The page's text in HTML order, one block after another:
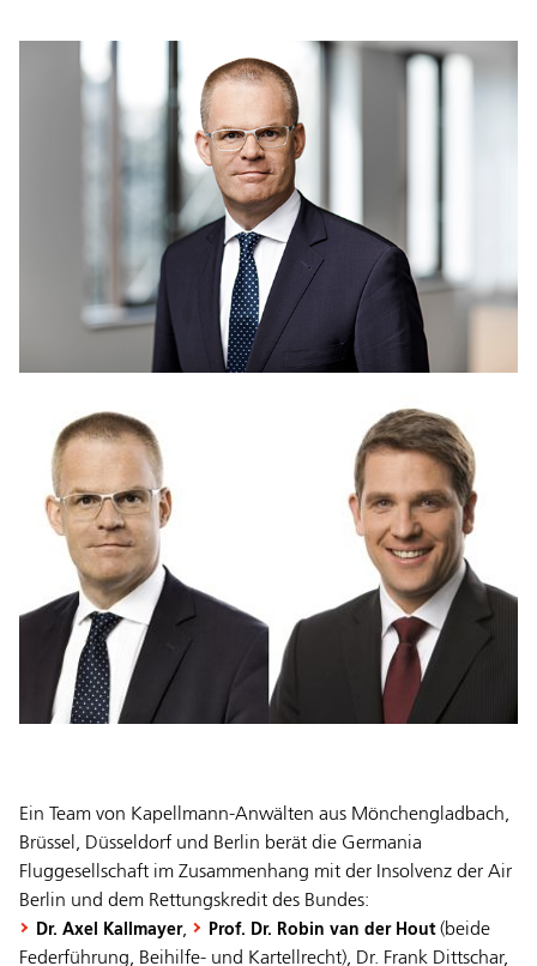
Ein Team von Kapellmann-Anwälten aus Mönchengladbach,
Brüssel, Düsseldorf und Berlin berät die Germania
Fluggesellschaft im Zusammenhang mit der Insolvenz der Air
Berlin und dem Rettungskredit des Bundes:
Dr. Axel Kallmayer, Prof. Dr. Robin van der Hout(beide
Federführung, Beihilfe- und Kartellrecht), Dr. Frank Dittschar,